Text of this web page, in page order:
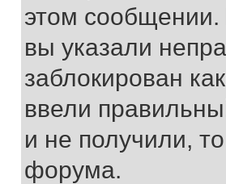
этом
вы указали
заблокирован
ввели
и не получили,
форума.